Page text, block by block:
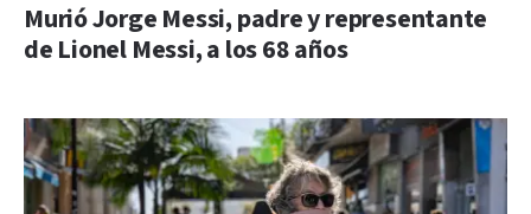
Murió Jorge Messi, padre y representante
de Lionel Messi, a los 68 años